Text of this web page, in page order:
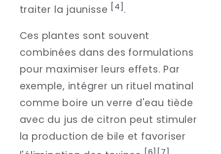
traiter la jaunisse [4] .
Ces plantes sont souvent
combinées dans des formulations
pour maximiser leurs effets. Par
exemple, intégrer un rituel matinal
comme boire un verre d'eau tiède
avec du jus de citron peut stimuler
la production de bile et favoriser